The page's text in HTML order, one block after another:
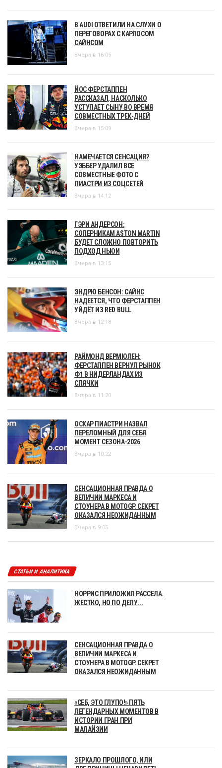
В AUDI ОТВЕТИЛИ НА СЛУХИ О
ПЕРЕГОВОРАХ С КАРЛОСОМ
САЙНСОМ
Вчера в 16:05
ЙОС ФЕРСТАППЕН
РАССКАЗАЛ, НАСКОЛЬКО
УСТУПАЕТ СЫНУ ВО ВРЕМЯ
СОВМЕСТНЫХ ТРЕК-ДНЕЙ
Вчера в 15:09
НАМЕЧАЕТСЯ СЕНСАЦИЯ?
УЭББЕР УДАЛИЛ ВСЕ
СОВМЕСТНЫЕ ФОТО С
ПИАСТРИ ИЗ СОЦСЕТЕЙ
Вчера в 14:12
ГЭРИ АНДЕРСОН:
СОПЕРНИКАМ ASTON MARTIN
БУДЕТ СЛОЖНО ПОВТОРИТЬ
ПОДХОД НЬЮИ
Вчера в 13:15
ЭНДРЮ БЕНСОН: САЙНС
НАДЕЕТСЯ, ЧТО ФЕРСТАППЕН
УЙДЁТ ИЗ RED BULL
Вчера в 12:18
РАЙМОНД ВЕРМЮЛЕН:
ФЕРСТАППЕН ВЕРНУЛ РЫНОК
Ф1 В НИДЕРЛАНДАХ ИЗ
СПЯЧКИ
Вчера в 11:20
ОСКАР ПИАСТРИ НАЗВАЛ
ПЕРЕЛОМНЫЙ ДЛЯ СЕБЯ
МОМЕНТ СЕЗОНА-2026
Вчера в 10:22
СЕНСАЦИОННАЯ ПРАВДА О
ВЕЛИЧИИ МАРКЕСА И
СТОУНЕРА В MOTOGP. СЕКРЕТ
ОКАЗАЛСЯ НЕОЖИДАННЫМ
Вчера в 9:05
СТАТЬИ И АНАЛИТИКА
НОРРИС ПРИЛОЖИЛ РАССЕЛА.
ЖЕСТКО, НО ПО ДЕЛУ...
СЕНСАЦИОННАЯ ПРАВДА О
ВЕЛИЧИИ МАРКЕСА И
СТОУНЕРА В MOTOGP. СЕКРЕТ
ОКАЗАЛСЯ НЕОЖИДАННЫМ
«СЕБ, ЭТО ГЛУПО!» ПЯТЬ
ЛЕГЕНДАРНЫХ МОМЕНТОВ В
ИСТОРИИ ГРАН ПРИ
МАЛАЙЗИИ
ЗЕРКАЛО ПРОШЛОГО, ИЛИ